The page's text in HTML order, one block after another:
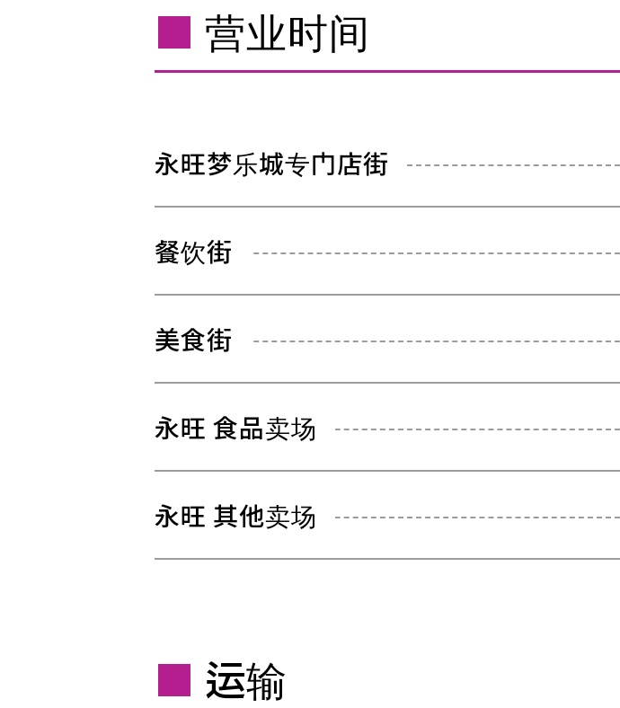
营业时间
永旺梦乐城专门店街
餐饮街
美食街
永旺 食品卖场
永旺 其他卖场
运输